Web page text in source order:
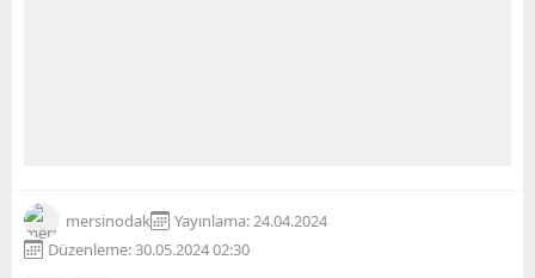
mersinodak
Yayınlama: 24.04.2024
Düzenleme: 30.05.2024 02:30